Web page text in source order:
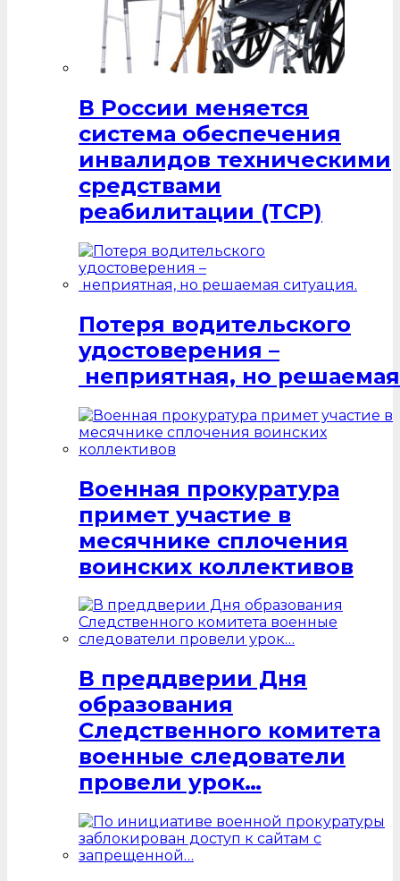
В России меняется
система обеспечения
инвалидов техническими
средствами
реабилитации (ТСР)
Потеря водительского
удостоверения –
неприятная, но
Военная прокуратура
примет участие в
месячнике сплочения
воинских коллективов
В преддверии Дня
образования
Следственного комитета
военные следователи
провели урок…